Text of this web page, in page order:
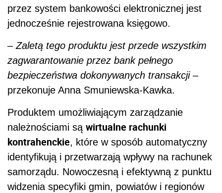
przez system bankowości elektronicznej jest
jednocześnie rejestrowana księgowo.
– Zaletą tego produktu jest przede wszystkim
zagwarantowanie przez bank pełnego
bezpieczeństwa dokonywanych transakcji–
przekonuje Anna Smuniewska-Kawka.
Produktem umożliwiającym zarządzanie
należnościami są wirtualne rachunki
kontrahenckie, które w sposób automatyczny
identyfikują i przetwarzają wpływy na rachunek
samorządu. Nowoczesną i efektywną z punktu
widzenia specyfiki gmin, powiatów i regionów